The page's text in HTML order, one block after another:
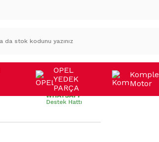
OPEL
YEDEK
PARÇA
Komple
Motor